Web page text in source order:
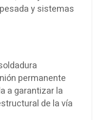
y sistemas
permanente
a garantizar la
de la vía